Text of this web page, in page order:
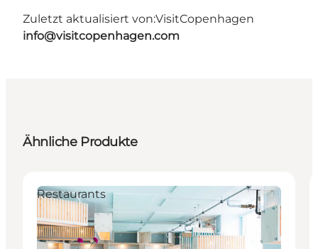
Zuletzt aktualisiert von:VisitCopenhagen
info@visitcopenhagen.com
Ähnliche Produkte
Restaurants